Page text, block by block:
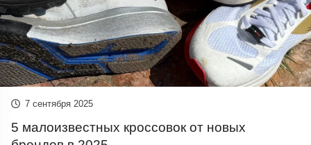
7 сентября 2025
5 малоизвестных кроссовок от новых